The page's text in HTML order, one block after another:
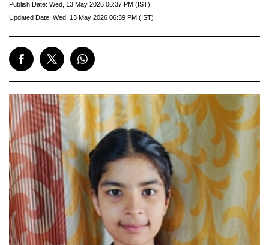
Publish Date: Wed, 13 May 2026 06:37 PM (IST)
Updated Date: Wed, 13 May 2026 06:39 PM (IST)